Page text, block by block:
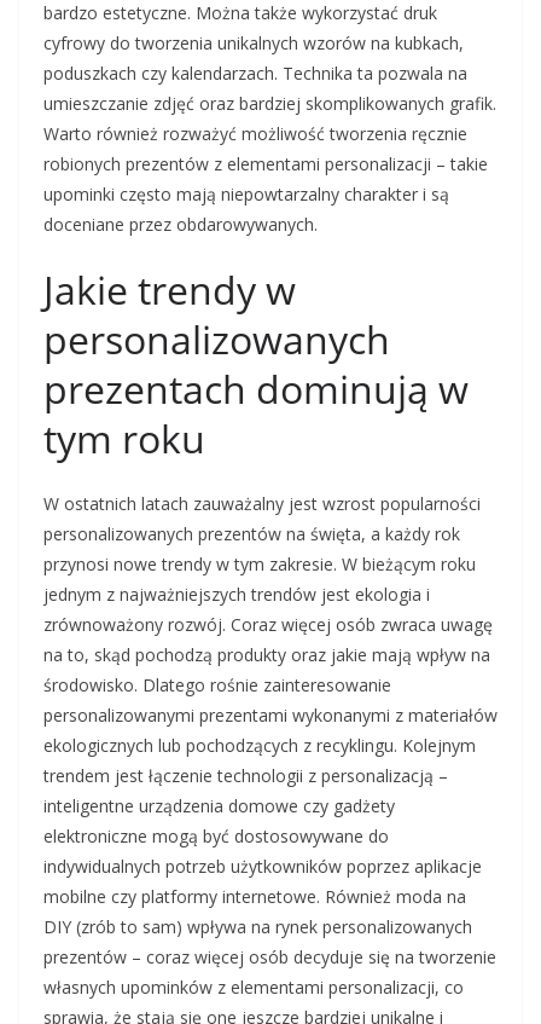
bardzo estetyczne. Można także wykorzystać druk
cyfrowy do tworzenia unikalnych wzorów na kubkach,
poduszkach czy kalendarzach. Technika ta pozwala na
umieszczanie zdjęć oraz bardziej skomplikowanych grafik.
Warto również rozważyć możliwość tworzenia ręcznie
robionych prezentów z elementami personalizacji – takie
upominki często mają niepowtarzalny charakter i są
doceniane przez obdarowywanych.
Jakie trendy w
personalizowanych
prezentach dominują w
tym roku
W ostatnich latach zauważalny jest wzrost popularności
personalizowanych prezentów na święta, a każdy rok
przynosi nowe trendy w tym zakresie. W bieżącym roku
jednym z najważniejszych trendów jest ekologia i
zrównoważony rozwój. Coraz więcej osób zwraca uwagę
na to, skąd pochodzą produkty oraz jakie mają wpływ na
środowisko. Dlatego rośnie zainteresowanie
personalizowanymi prezentami wykonanymi z materiałów
ekologicznych lub pochodzących z recyklingu. Kolejnym
trendem jest łączenie technologii z personalizacją –
inteligentne urządzenia domowe czy gadżety
elektroniczne mogą być dostosowywane do
indywidualnych potrzeb użytkowników poprzez aplikacje
mobilne czy platformy internetowe. Również moda na
DIY (zrób to sam) wpływa na rynek personalizowanych
prezentów – coraz więcej osób decyduje się na tworzenie
własnych upominków z elementami personalizacji, co
sprawia, że stają się one jeszcze bardziej unikalne i